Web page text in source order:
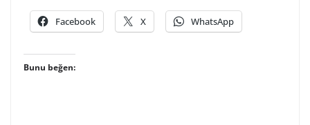
Facebook X WhatsApp
Bunu beğen: